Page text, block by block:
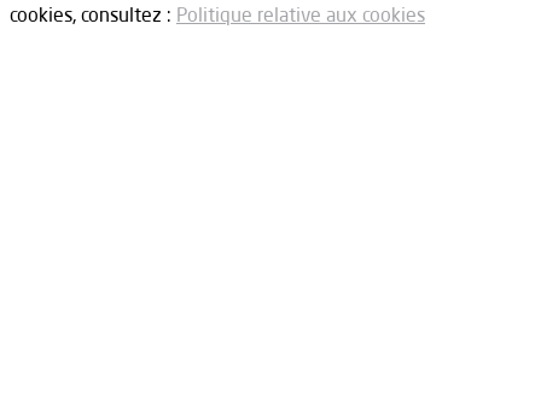
cookies, consultez : Politique relative aux cookies